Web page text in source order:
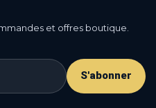
et offres boutique.
S'abonner